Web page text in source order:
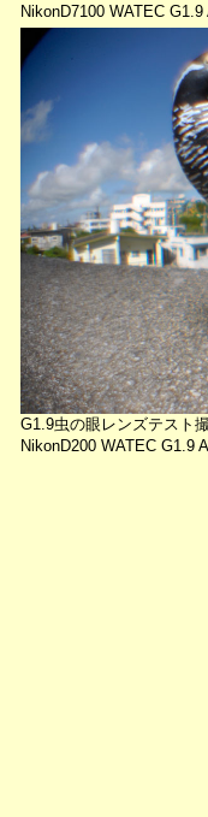
NikonD7100 WATEC
G1.9虫の眼レンズテスト
NikonD200 WATEC G1.9